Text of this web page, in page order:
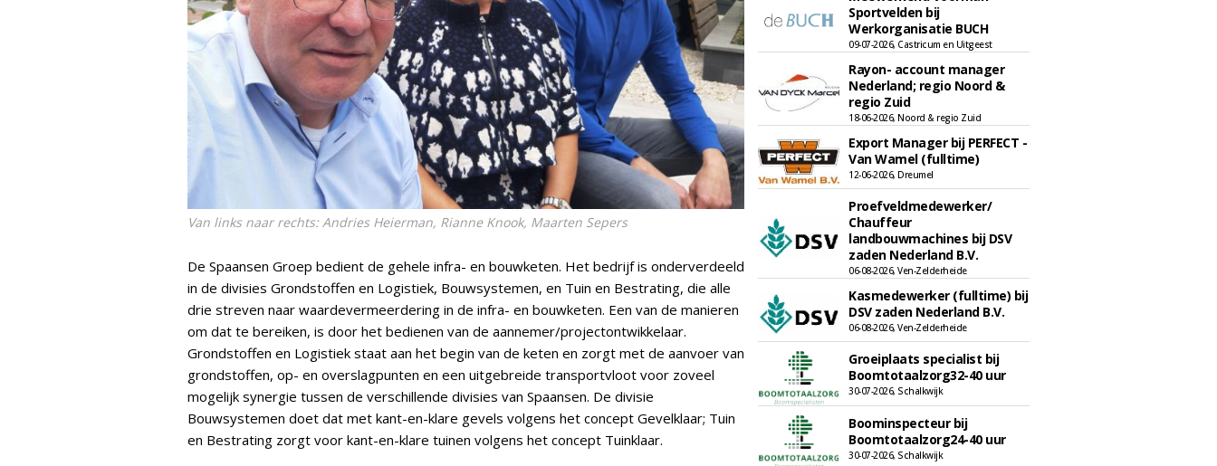
Van links naar rechts: Andries Heierman, Rianne Knook, Maarten Sepers
De Spaansen Groep bedient de gehele infra- en bouwketen. Het bedrijf is onderverdeeld
in de divisies Grondstoffen en Logistiek, Bouwsystemen, en Tuin en Bestrating, die alle
drie streven naar waardevermeerdering in de infra- en bouwketen. Een van de manieren
om dat te bereiken, is door het bedienen van de aannemer/projectontwikkelaar.
Grondstoffen en Logistiek staat aan het begin van de keten en zorgt met de aanvoer van
grondstoffen, op- en overslagpunten en een uitgebreide transportvloot voor zoveel
mogelijk synergie tussen de verschillende divisies van Spaansen. De divisie
Bouwsystemen doet dat met kant-en-klare gevels volgens het concept Gevelklaar; Tuin
en Bestrating zorgt voor kant-en-klare tuinen volgens het concept Tuinklaar.
Sportvelden bij
Werkorganisatie BUCH
09-07-2026, Castricum en Uitgeest
Rayon- account manager
Nederland; regio Noord &
regio Zuid
18-06-2026, Noord & regio Zuid
Export Manager bij PERFECT -
Van Wamel (fulltime)
12-06-2026, Dreumel
Proefveldmedewerker/
Chauffeur
landbouwmachines bij DSV
zaden Nederland B.V.
06-08-2026, Ven-Zelderheide
Kasmedewerker (fulltime) bij
DSV zaden Nederland B.V.
06-08-2026, Ven-Zelderheide
Groeiplaats specialist bij
Boomtotaalzorg32-40 uur
30-07-2026, Schalkwijk
Boominspecteur bij
Boomtotaalzorg24-40 uur
30-07-2026, Schalkwijk